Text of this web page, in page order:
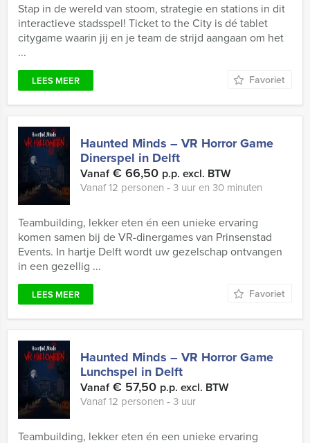
Stap in de wereld van stoom, strategie en stations in dit
interactieve stadsspel! Ticket to the City is dé tablet
citygame waarin jij en je team de strijd aangaan om het
...
LEES MEER Favoriet
Haunted Minds – VR Horror Game
Dinerspel in Delft
Vanaf€ 66,50 p.p. excl. BTW
Vanaf 12 personen ‐ 3 uur en 30 minuten
Teambuilding, lekker eten én een unieke ervaring
komen samen bij de VR-dinergames van Prinsenstad
Events. In hartje Delft wordt uw gezelschap ontvangen
in een gezellig ...
LEES MEER Favoriet
Haunted Minds – VR Horror Game
Lunchspel in Delft
Vanaf€ 57,50 p.p. excl. BTW
Vanaf 12 personen ‐ 3 uur
Teambuilding, lekker eten én een unieke ervaring